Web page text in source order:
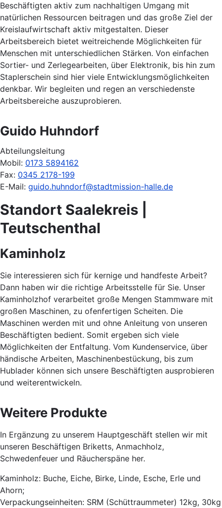
Beschäftigten aktiv zum nachhaltigen Umgang mit
natürlichen Ressourcen beitragen und das große Ziel der
Kreislaufwirtschaft aktiv mitgestalten. Dieser
Arbeitsbereich bietet weitreichende Möglichkeiten für
Menschen mit unterschiedlichen Stärken. Von einfachen
Sortier- und Zerlegearbeiten, über Elektronik, bis hin zum
Staplerschein sind hier viele Entwicklungsmöglichkeiten
denkbar. Wir begleiten und regen an verschiedenste
Arbeitsbereiche auszuprobieren.
Guido Huhndorf
Abteilungsleitung
Mobil: 0173 5894162
Fax: 0345 2178-199
E-Mail: guido.huhndorf@stadtmission-halle.de
Standort Saalekreis |
Teutschenthal
Kaminholz
Sie interessieren sich für kernige und handfeste Arbeit?
Dann haben wir die richtige Arbeitsstelle für Sie. Unser
Kaminholzhof verarbeitet große Mengen Stammware mit
großen Maschinen, zu ofenfertigen Scheiten. Die
Maschinen werden mit und ohne Anleitung von unseren
Beschäftigten bedient. Somit ergeben sich viele
Möglichkeiten der Entfaltung. Vom Kundenservice, über
händische Arbeiten, Maschinenbestückung, bis zum
Hublader können sich unsere Beschäftigten ausprobieren
und weiterentwickeln.
Weitere Produkte
In Ergänzung zu unserem Hauptgeschäft stellen wir mit
unseren Beschäftigen Briketts, Anmachholz,
Schwedenfeuer und Räucherspäne her.
Kaminholz: Buche, Eiche, Birke, Linde, Esche, Erle und
Ahorn;
Verpackungseinheiten: SRM (Schüttraummeter) 12kg, 30kg